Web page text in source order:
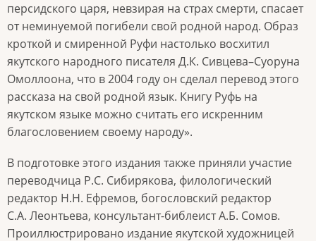
персидского царя, невзирая на страх смерти, спасает
от неминуемой погибели свой родной народ. Образ
кроткой и смиренной Руфи настолько восхитил
якутского народного писателя Д.К. Сивцева–Суоруна
Омоллоона, что в 2004 году он сделал перевод этого
рассказа на свой родной язык. Книгу Руфь на
якутском языке можно считать его искренним
благословением своему народу».
В подготовке этого издания также приняли участие
переводчица Р.С. Сибирякова, филологический
редактор Н.Н. Ефремов, богословский редактор
С.А. Леонтьева, консультант-библеист А.Б. Сомов.
Проиллюстрировано издание якутской художницей